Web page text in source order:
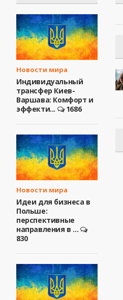
Новости мира
Индивидуальный
трансфер Киев-
Варшава: Комфорт и
эффекти...
1686
Новости мира
Идеи для бизнеса в
Польше:
перспективные
направления в ...
830